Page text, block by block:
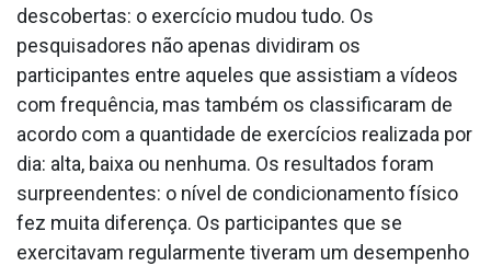
descobertas: o exercício mudou tudo. Os
pesquisadores não apenas dividiram os
participantes entre aqueles que assistiam a vídeos
com frequência, mas também os classificaram de
acordo com a quantidade de exercícios realizada por
dia: alta, baixa ou nenhuma. Os resultados foram
surpreendentes: o nível de condicionamento físico
fez muita diferença. Os participantes que se
exercitavam regularmente tiveram um desempenho